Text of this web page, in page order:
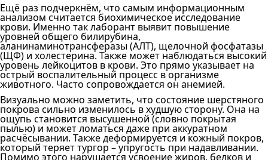
Ещё раз подчеркнём, что самым информационным
анализом считается биохимическое исследование
крови. Именно так лаборант выявит повышение
уровней общего билирубина,
аланинаминотрансферазы (АЛТ), щелочной фосфатазы
(ЩФ) и холестерина. Также может наблюдаться высокий
уровень лейкоцитов в крови. Это прямо указывает на
острый воспалительный процесс в организме
животного. Часто сопровождается он анемией.
Визуально можно заметить, что состояние шерстяного
покрова сильно изменилось в худшую сторону. Она на
ощупь становится высушенной (словно покрытая
пылью) и может ломаться даже при аккуратном
расчёсывании. Также деформируется и кожный покров,
который теряет тургор – упругость при надавливании.
Помимо этого нарушается усвоение жиров, белков и